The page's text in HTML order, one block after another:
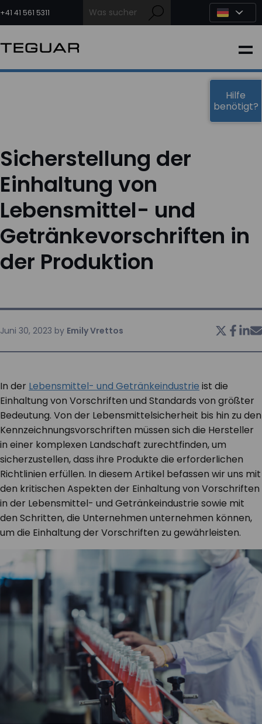
Inhalt
springen
+41 41 561 5311
INDUSTRIE
OEM LÖSUNGEN
PARTNER
DIENSTLEISTUNGEN & SUPPORT
Sicherstellung der
Einhaltung von
Lebensmittel- und
Getränkevorschriften in
der Produktion
Juni 30, 2023 by Emily Vrettos
In der Lebensmittel- und Getränkeindustrie ist die
Einhaltung von Vorschriften und Standards von größter
Bedeutung. Von der Lebensmittelsicherheit bis hin zu den
Kennzeichnungsvorschriften müssen sich die Hersteller
in einer komplexen Landschaft zurechtfinden, um
sicherzustellen, dass ihre Produkte die erforderlichen
Richtlinien erfüllen. In diesem Artikel befassen wir uns mit
den kritischen Aspekten der Einhaltung von Vorschriften
in der Lebensmittel- und Getränkeindustrie sowie mit
den Schritten, die Unternehmen unternehmen können,
um die Einhaltung der Vorschriften zu gewährleisten.
Hilfe
benötigt?